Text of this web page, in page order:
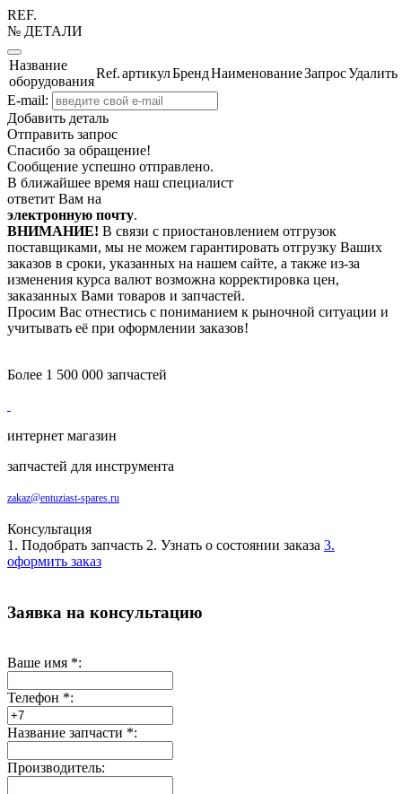
REF.
№ ДЕТАЛИ
Название
оборудования
Ref.артикулБрендНаименованиеЗапросУдалить
E-mail:
Добавить деталь
Отправить запрос
Спасибо за обращение!
Сообщение успешно отправлено.
В ближайшее время наш специалист
ответит Вам на
электронную почту.
ВНИМАНИЕ! В связи с приостановлением отгрузок
поставщиками, мы не можем гарантировать отгрузку Ваших
заказов в сроки, указанных на нашем сайте, а также из-за
изменения курса валют возможна корректировка цен,
заказанных Вами товаров и запчастей.
Просим Вас отнестись с пониманием к рыночной ситуации и
учитывать её при оформлении заказов!
Более 1 500 000 запчастей
интернет магазин
запчастей для инструмента
zakaz@entuziast-spares.ru
Консультация
1. Подобрать запчасть 2. Узнать о состоянии заказа 3.
оформить заказ
Заявка на консультацию
Ваше имя *:
Телефон *:
Название запчасти *:
Производитель: